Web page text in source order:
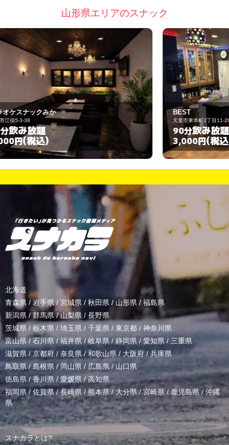
山形県エリアのスナック
BEST
天童市東本町2丁目11-20
90分飲み放題
3,000円 (税込)
北海道
青森県 / 岩手県/ 宮城県 / 秋田県 / 山形県/ 福島県
新潟県 /群馬県/山梨県 / 長野県
茨城県 / 栃木県 / 埼玉県 / 千葉県 / 東京都 / 神奈川県
富山県 /石川県/福井県/岐阜県 / 静岡県 / 愛知県 / 三重県
滋賀県 / 京都府 / 奈良県 / 和歌山県/ 大阪府 /兵庫県
鳥取県/ 島根県 /岡山県/ 広島県 / 山口県
徳島県 /香川県 / 愛媛県/高知県
福岡県/佐賀県/長崎県 /熊本県/ 大分県/宮崎県 /鹿児島県 / 沖縄
県
スナカラとは?